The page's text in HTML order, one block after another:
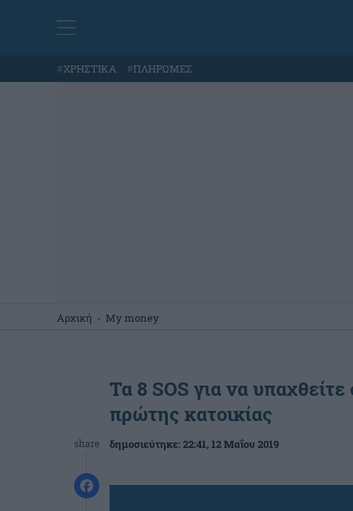
#ΧΡΗΣΤΙΚΑ #ΠΛΗΡΩΜΕΣ
Αρχική - My money
share
Τα 8 SOS για να
πρώτης κατοικίας
δημοσιεύτηκε:22:41, 12 Μαΐου 2019